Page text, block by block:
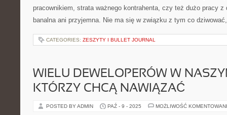
pracownikiem, strata ważnego kontrahenta, czy też dużo pracy
banalna ani przyjemna. Nie ma się w związku z tym co
CATEGORIES: ZESZYTY I BULLET JOURNAL
WIELU DEWELOPERÓW W
KTÓRZY CHCĄ NAWIĄZAĆ
POSTED BY ADMIN PAŹ - 9 - 2025 MOŻLIWOŚĆ